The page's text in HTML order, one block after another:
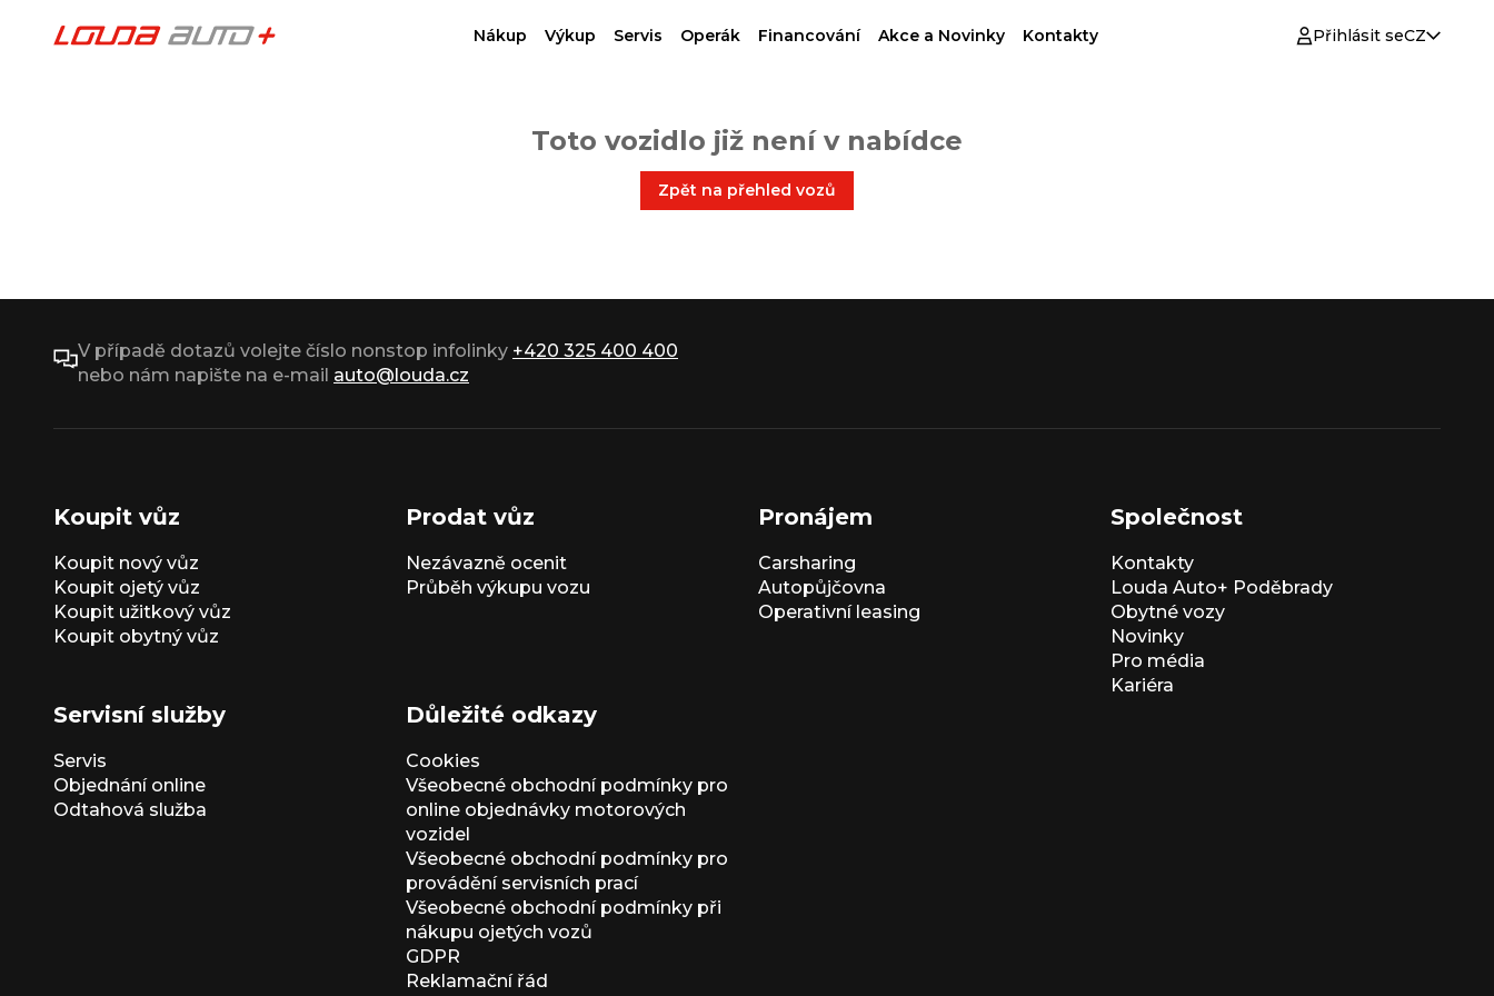
Nákup Výkup Servis Operák Financování Akce a Novinky Kontakty Přihlásit seCZ
Toto vozidlo již není v nabídce
Zpět na přehled vozů
V případě dotazů volejte číslo nonstop infolinky +420 325 400 400
nebo nám napište na e-mail auto@louda.cz
Koupit vůz
Koupit nový vůz
Koupit ojetý vůz
Koupit užitkový vůz
Koupit obytný vůz
Prodat vůz
Nezávazně ocenit
Průběh výkupu vozu
Pronájem
Carsharing
Autopůjčovna
Operativní leasing
Společnost
Kontakty
Louda Auto+ Poděbrady
Obytné vozy
Novinky
Pro média
Kariéra
Servisní služby
Servis
Objednání online
Odtahová služba
Důležité odkazy
Cookies
Všeobecné obchodní podmínky pro
online objednávky motorových
vozidel
Všeobecné obchodní podmínky pro
provádění servisních prací
Všeobecné obchodní podmínky při
nákupu ojetých vozů
GDPR
Reklamační řád